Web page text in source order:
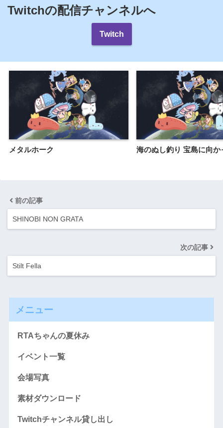
Twitchの配信チャンネルへ
Twitch
メタルホーク 海のぬし釣り 宝島に向か
前の記事
SHINOBI NON GRATA
次の記事
Stilt Fella
メニュー
RTAちゃんの夏休み
イベント一覧
会場写真
素材ダウンロード
Twitchチャンネル貸し出し